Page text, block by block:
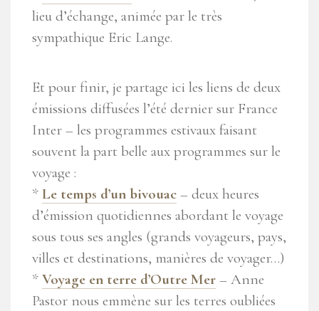
lieu d’échange, animée par le très
sympathique Eric Lange.
Et pour finir, je partage ici les liens de deux
émissions diffusées l’été dernier sur France
Inter – les programmes estivaux faisant
souvent la part belle aux programmes sur le
voyage :
* Le temps d’un bivouac – deux heures
d’émission quotidiennes abordant le voyage
sous tous ses angles (grands voyageurs, pays,
villes et destinations, manières de voyager…)
* Voyage en terre d’Outre Mer – Anne
Pastor nous emmène sur les terres oubliées